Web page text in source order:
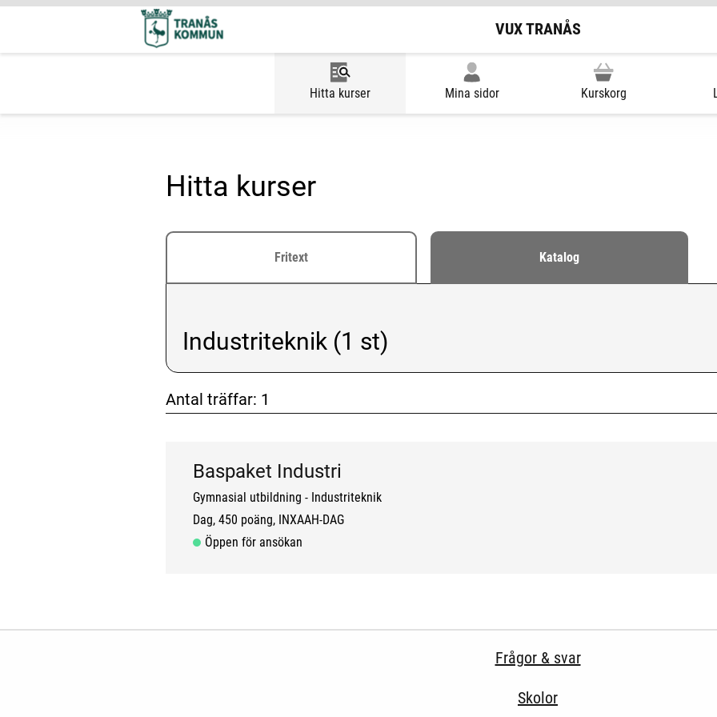
VUX TRANÅS
Hitta kurser Mina sidor Kurskorg
Hitta kurser
Fritext Katalog
Vald kategori:
Industriteknik (1 st)
Antal träffar: 1
Baspaket Industri
Gymnasial utbildning
Industriteknik
Dag 450 poäng INXAAH-DAG
Öppen för ansökan
Frågor & svar
Skolor